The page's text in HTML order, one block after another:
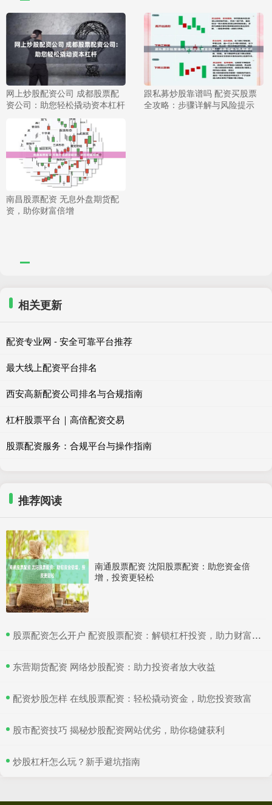
网上炒股配资公司 成都股票配
资公司：助您轻松撬动资本杠杆
跟私募炒股靠谱吗 配资买股票
全攻略：步骤详解与风险提示
南昌股票配资 无息外盘期货配
资，助你财富倍增
相关更新
配资专业网 - 安全可靠平台推荐
最大线上配资平台排名
西安高新配资公司排名与合规指南
杠杆股票平台｜高倍配资交易
股票配资服务：合规平台与操作指南
推荐阅读
南通股票配资 沈阳股票配资：助您资金倍
增，投资更轻松
​股票配资怎么开户 配资股票配资：解锁杠杆投资，助力财富增值
​东营期货配资 网络炒股配资：助力投资者放大收益
​配资炒股怎样 在线股票配资：轻松撬动资金，助您投资致富
​股市配资技巧 揭秘炒股配资网站优劣，助你稳健获利
​炒股杠杆怎么玩？新手避坑指南